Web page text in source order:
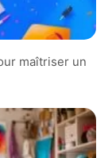
maîtriser un